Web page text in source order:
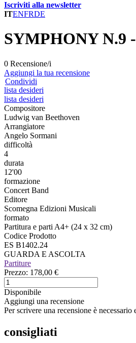
Iscriviti alla newsletter
ITENFRDE
SYMPHONY N.9
0 Recensione/i
Aggiungi la tua recensione
Condividi
lista desideri
lista desideri
Compositore
Ludwig van Beethoven
Arrangiatore
Angelo Sormani
difficoltà
4
durata
12'00
formazione
Concert Band
Editore
Scomegna Edizioni Musicali
formato
Partitura e parti A4+ (24 x 32 cm)
Codice Prodotto
ES B1402.24
GUARDA E ASCOLTA
Partiture
Prezzo: 178,00 €
Disponibile
Aggiungi una recensione
Per scrivere una recensione è
consigliati